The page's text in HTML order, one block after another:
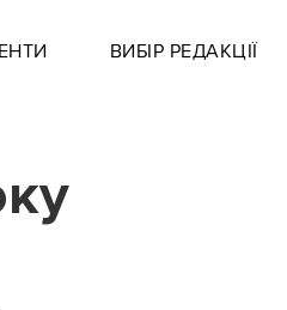
ВИБІР РЕДАКЦІЇ